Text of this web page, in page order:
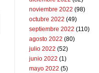
noviembre 2022 (98)
octubre 2022 (49)
septiembre 2022 (110)
agosto 2022 (80)
julio 2022 (52)
junio 2022 (1)
mayo 2022 (5)